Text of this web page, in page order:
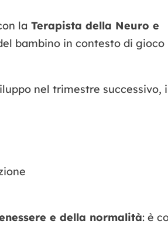
la Terapista della Neuro e
bambino in contesto di gioco
nel trimestre successivo,
e della normalità: è